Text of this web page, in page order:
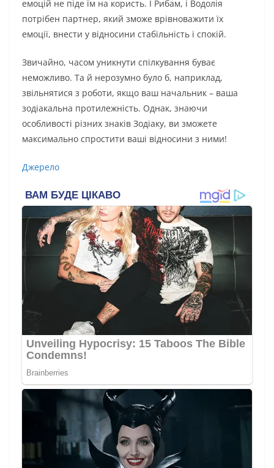
емоцій не піде їм на користь. І Рибам, і Водолія
потрібен партнер, який зможе врівноважити їх
емоції, внести у відносини стабільність і спокій.
Звичайно, часом уникнути спілкування буває
неможливо. Та й нерозумно було б, наприклад,
звільнятися з роботи, якщо ваш начальник – ваша
зодіакальна протилежність. Однак, знаючи
особливості різних знаків Зодіаку, ви зможете
максимально спростити ваші відносини з ними!
Джерело